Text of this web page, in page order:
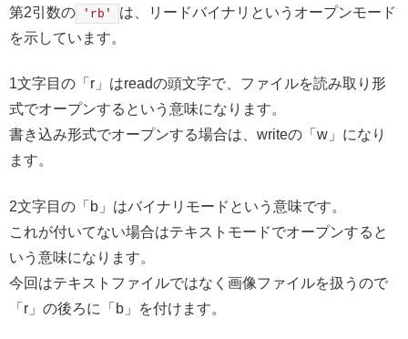
第2引数の 'rb'
は、リードバイナリというオープンモード
を示しています。
1文字目の「r」はreadの頭文字で、ファイルを読み取り形
式でオープンするという意味になります。
書き込み形式でオープンする場合は、writeの「w」になり
ます。
2文字目の「b」はバイナリモードという意味です。
これが付いてない場合はテキストモードでオープンすると
いう意味になります。
今回はテキストファイルではなく画像ファイルを扱うので
「r」の後ろに「b」を付けます。